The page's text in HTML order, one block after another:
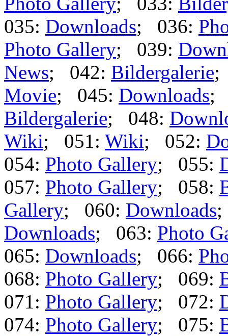
035: Downloads; 036:
Photo Gallery; 039:
News; 042: Bildergalerie;
Movie; 045: Downloads;
Bildergalerie; 048:
Wiki; 051: Wiki; 052:
054: Photo Gallery; 055:
057: Photo Gallery; 058:
Gallery; 060: Downloads
Downloads; 063: Photo
065: Downloads; 066:
068: Photo Gallery; 069:
071: Photo Gallery; 072:
074: Photo Gallery; 075: